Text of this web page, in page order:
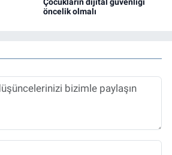
öncelik olmalı